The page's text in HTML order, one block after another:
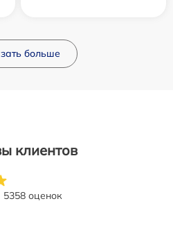
больше
клиентов
5358 оценок